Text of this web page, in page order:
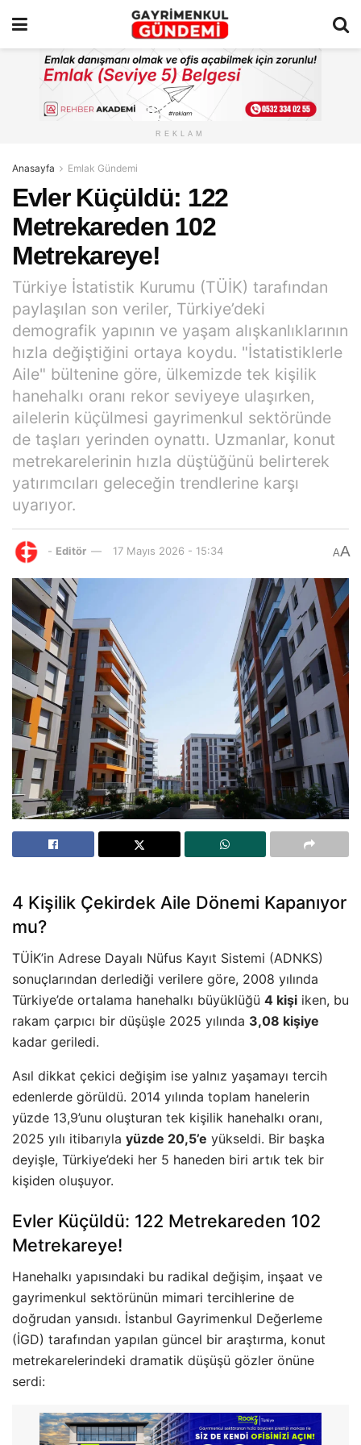
REKLAM
Anasayfa Emlak Gündemi
Evler Küçüldü: 122
Metrekareden 102
Metrekareye!
Türkiye İstatistik Kurumu (TÜİK) tarafından
paylaşılan son veriler, Türkiye’deki
demografik yapının ve yaşam alışkanlıklarının
hızla değiştiğini ortaya koydu. "İstatistiklerle
Aile" bültenine göre, ülkemizde tek kişilik
hanehalkı oranı rekor seviyeye ulaşırken,
ailelerin küçülmesi gayrimenkul sektöründe
de taşları yerinden oynattı. Uzmanlar, konut
metrekarelerinin hızla düştüğünü belirterek
yatırımcıları geleceğin trendlerine karşı
uyarıyor.
- Editör 17 Mayıs 2026 - 15:34 AA
4 Kişilik Çekirdek Aile Dönemi Kapanıyor
mu?
TÜİK’in Adrese Dayalı Nüfus Kayıt Sistemi (ADNKS)
sonuçlarından derlediği verilere göre, 2008 yılında
Türkiye’de ortalama hanehalkı büyüklüğü 4 kişi iken, bu
rakam çarpıcı bir düşüşle 2025 yılında 3,08 kişiye
kadar geriledi.
Asıl dikkat çekici değişim ise yalnız yaşamayı tercih
edenlerde görüldü. 2014 yılında toplam hanelerin
yüzde 13,9’unu oluşturan tek kişilik hanehalkı oranı,
2025 yılı itibarıyla yüzde 20,5’e yükseldi. Bir başka
deyişle, Türkiye’deki her 5 haneden biri artık tek bir
kişiden oluşuyor.
Evler Küçüldü: 122 Metrekareden 102
Metrekareye!
Hanehalkı yapısındaki bu radikal değişim, inşaat ve
gayrimenkul sektörünün mimari tercihlerine de
doğrudan yansıdı. İstanbul Gayrimenkul Değerleme
(İGD) tarafından yapılan güncel bir araştırma, konut
metrekarelerindeki dramatik düşüşü gözler önüne
serdi: